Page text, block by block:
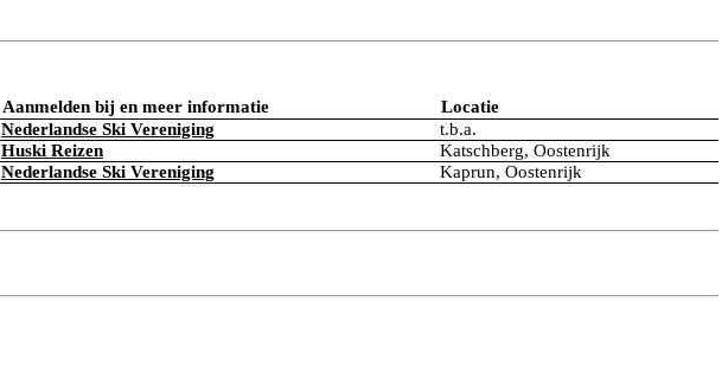
Aanmelden bij en meer informatie
Locatie
Nederlandse Ski Vereniging
t.b.a.
Huski Reizen
Katschberg, Oostenrijk
Nederlandse Ski Vereniging Kaprun, Oostenrijk